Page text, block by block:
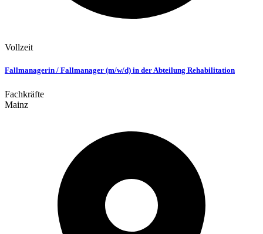
Vollzeit
Fallmanagerin / Fallmanager (m/w/d) in der Abteilung Rehabilitation
Fachkräfte
Mainz